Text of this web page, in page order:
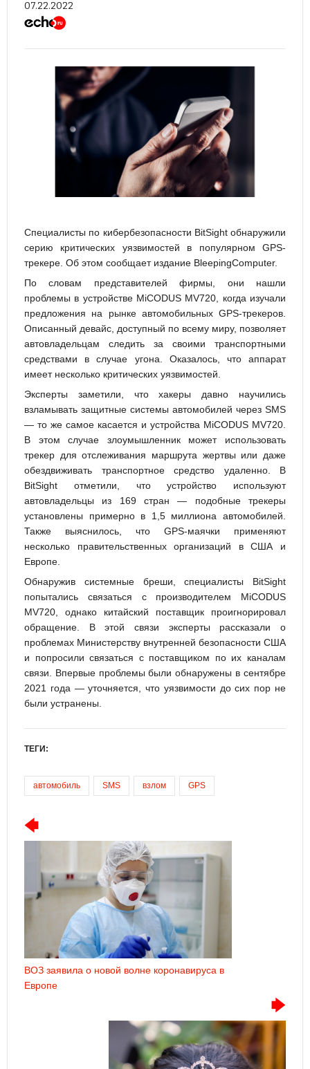
07.22.2022
Специалисты по кибербезопасности BitSight обнаружили
серию критических уязвимостей в популярном GPS-
трекере. Об этом сообщает издание BleepingComputer.
По словам представителей фирмы, они нашли
проблемы в устройстве MiCODUS MV720, когда изучали
предложения на рынке автомобильных GPS-трекеров.
Описанный девайс, доступный по всему миру, позволяет
автовладельцам следить за своими транспортными
средствами в случае угона. Оказалось, что аппарат
имеет несколько критических уязвимостей.
Эксперты заметили, что хакеры давно научились
взламывать защитные системы автомобилей через SMS
— то же самое касается и устройства MiCODUS MV720.
В этом случае злоумышленник может использовать
трекер для отслеживания маршрута жертвы или даже
обездвиживать транспортное средство удаленно. В
BitSight отметили, что устройство используют
автовладельцы из 169 стран — подобные трекеры
установлены примерно в 1,5 миллиона автомобилей.
Также выяснилось, что GPS-маячки применяют
несколько правительственных организаций в США и
Европе.
Обнаружив системные бреши, специалисты BitSight
попытались связаться с производителем MiCODUS
MV720, однако китайский поставщик проигнорировал
обращение. В этой связи эксперты рассказали о
проблемах Министерству внутренней безопасности США
и попросили связаться с поставщиком по их каналам
связи. Впервые проблемы были обнаружены в сентябре
2021 года — уточняется, что уязвимости до сих пор не
были устранены.
ТЕГИ:
автомобиль SMS взлом GPS
ВОЗ заявила о новой волне коронавируса в
Европе